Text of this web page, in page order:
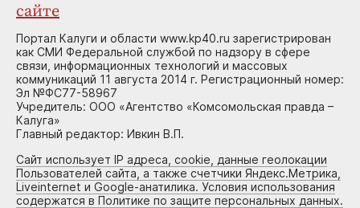
сайте
Портал Калуги и области www.kp40.ru зарегистрирован
как СМИ Федеральной службой по надзору в сфере
связи, информационных технологий и массовых
коммуникаций 11 августа 2014 г. Регистрационный номер:
Эл №ФС77-58967
Учредитель: ООО «Агентство «Комсомольская правда –
Калуга»
Главный редактор: Ивкин В.П.
Сайт использует IP адреса, cookie, данные геолокации
Пользователей сайта, а также счетчики Яндекс.Метрика,
Liveinternet и Google-анатилика. Условия использования
содержатся в Политике по защите персональных данных.